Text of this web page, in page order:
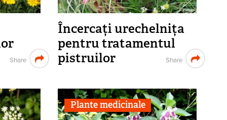
Share
Încercați urechelnița
pentru tratamentul
pistruilor
Share
Plante medicinale